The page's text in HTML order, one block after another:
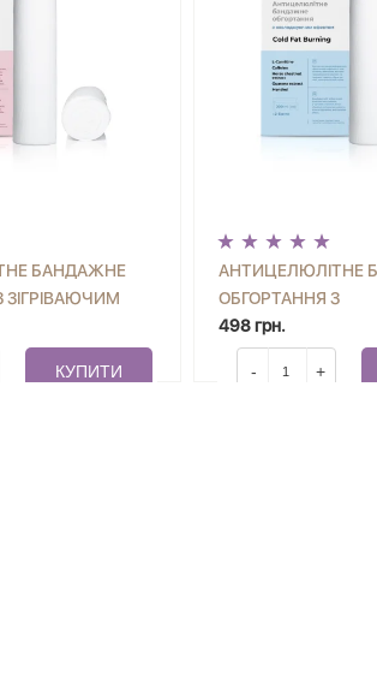
БАНДАЖНЕ
ЗІГРІВАЮЧИМ
BURNING JOKO
КУПИТИ
АНТИЦЕЛЮЛІТНЕ
ОБГОРТАННЯ З
ОХОЛОДЖУЮЧИМ
COLD FAT
498 грн.
- +